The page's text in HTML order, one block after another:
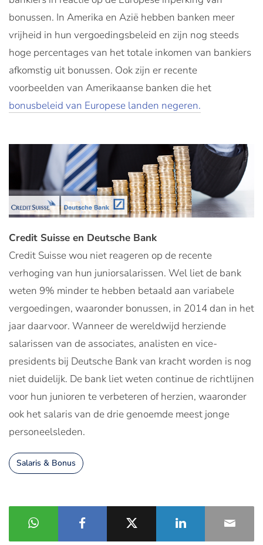
bonussen. In Amerika en Azië hebben banken meer
vrijheid in hun vergoedingsbeleid en zijn nog steeds
hoge percentages van het totale inkomen van bankiers
afkomstig uit bonussen. Ook zijn er recente
voorbeelden van Amerikaanse banken die het
bonusbeleid van Europese landen negeren.
Credit Suisse en Deutsche Bank
Credit Suisse wou niet reageren op de recente
verhoging van hun juniorsalarissen. Wel liet de bank
weten 9% minder te hebben betaald aan variabele
vergoedingen, waaronder bonussen, in 2014 dan in het
jaar daarvoor. Wanneer de wereldwijd herziende
salarissen van de associates, analisten en vice-
presidents bij Deutsche Bank van kracht worden is nog
niet duidelijk. De bank liet weten continue de richtlijnen
voor hun junioren te verbeteren of herzien, waaronder
ook het salaris van de drie genoemde meest jonge
personeelsleden.
Salaris & Bonus